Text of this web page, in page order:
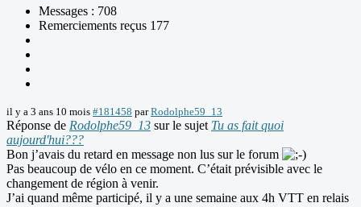
Messages : 708
Remerciements reçus 177
il y a 3 ans 10 mois #181458 parRodolphe59_13
Réponse de Rodolphe59_13 sur le sujet Tu as fait quoi
aujourd'hui???
Bon j’avais du retard en message non lus sur le forum
Pas beaucoup de vélo en ce moment. C’était prévisible avec le
changement de région à venir.
J’ai quand même participé, il y a une semaine aux 4h VTT en relais